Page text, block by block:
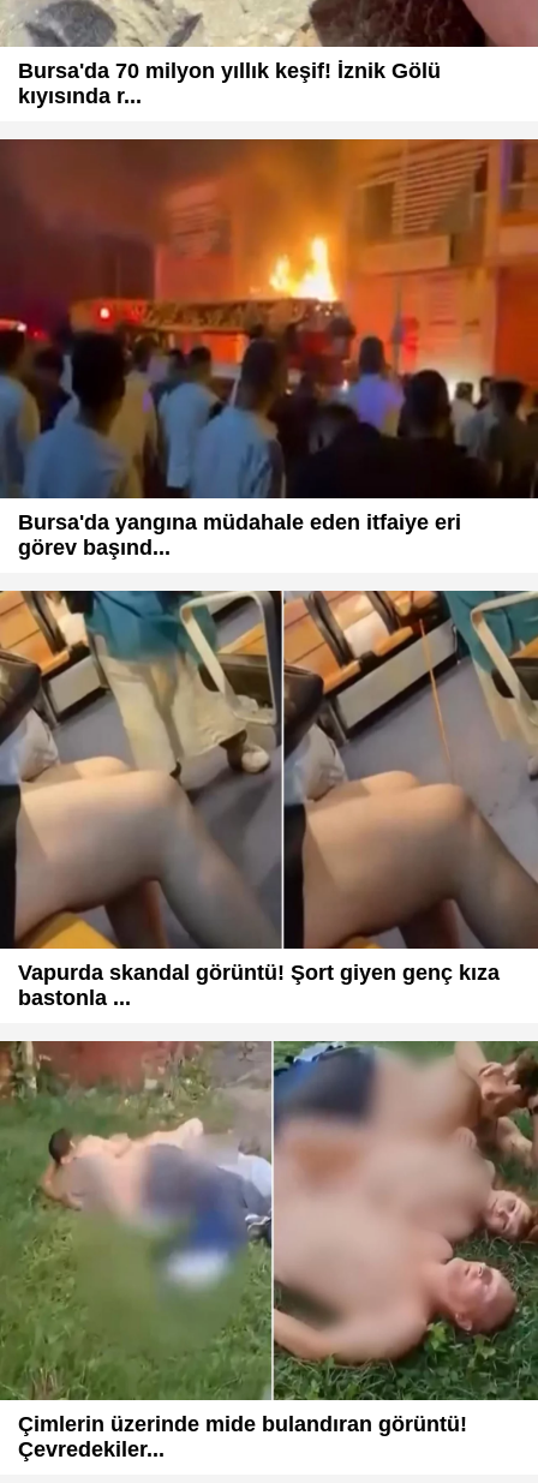
Bursa'da 70 milyon yıllık keşif! İznik Gölü
kıyısında r...
Bursa'da yangına müdahale eden itfaiye eri
görev başınd...
Vapurda skandal görüntü! Şort giyen genç kıza
bastonla ...
Çimlerin üzerinde mide bulandıran görüntü!
Çevredekiler...